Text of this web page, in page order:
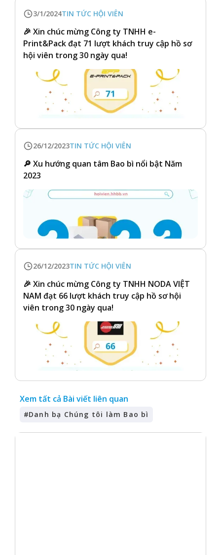
3/1/2024TIN TỨC HỘI VIÊN
🎉 Xin chúc mừng Công ty TNHH e-
Print&Pack đạt 71 lượt khách truy cập hồ sơ
hội viên trong 30 ngày qua!
26/12/2023TIN TỨC HỘI VIÊN
🔎 Xu hướng quan tâm Bao bì nổi bật Năm
2023
26/12/2023TIN TỨC HỘI VIÊN
🎉 Xin chúc mừng Công ty TNHH NODA VIỆT
NAM đạt 66 lượt khách truy cập hồ sơ hội
viên trong 30 ngày qua!
Xem tất cả Bài viết liên quan
#Danh bạ Chúng tôi làm Bao bì